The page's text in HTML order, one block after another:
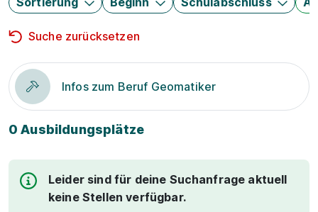
Suche zurücksetzen
Infos zum Beruf Geomatiker
0 Ausbildungsplätze
Leider sind für deine Suchanfrage aktuell
keine Stellen verfügbar.